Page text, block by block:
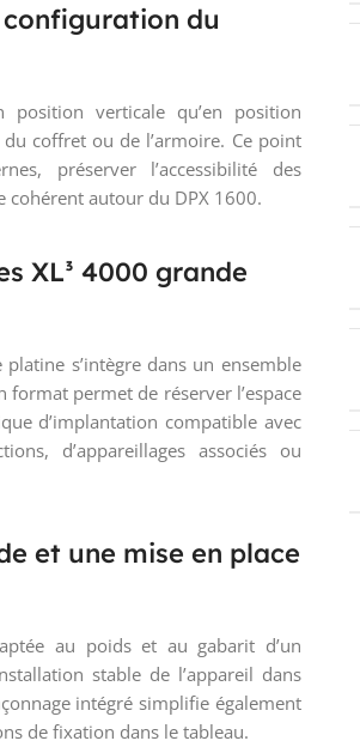
du
position verticale qu’en position
coffret ou de l’armoire. Ce point
préserver l’accessibilité des
cohérent autour du DPX 1600.
XL³ 4000 grande
s’intègre dans un ensemble
permet de réserver l’espace
d’implantation compatible avec
d’appareillages associés ou
et une mise en place
au poids et au gabarit d’un
stable de l’appareil dans
intégré simplifie également
de fixation dans le tableau.